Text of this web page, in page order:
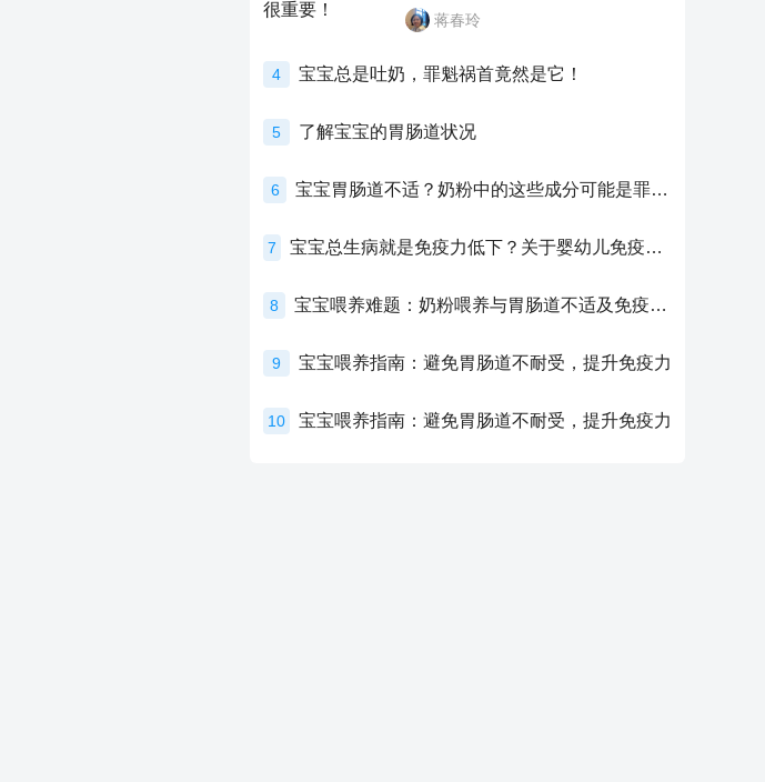
蒋春玲
4 宝宝总是吐奶，罪魁祸首竟然是它！
5 了解宝宝的胃肠道状况
6 宝宝胃肠道不适？奶粉中的这些成分可能是罪魁祸首！
7 宝宝总生病就是免疫力低下？关于婴幼儿免疫力的真相，家长必须了解！
8 宝宝喂养难题：奶粉喂养与胃肠道不适及免疫力提升的奥秘
9 宝宝喂养指南：避免胃肠道不耐受，提升免疫力
10 宝宝喂养指南：避免胃肠道不耐受，提升免疫力